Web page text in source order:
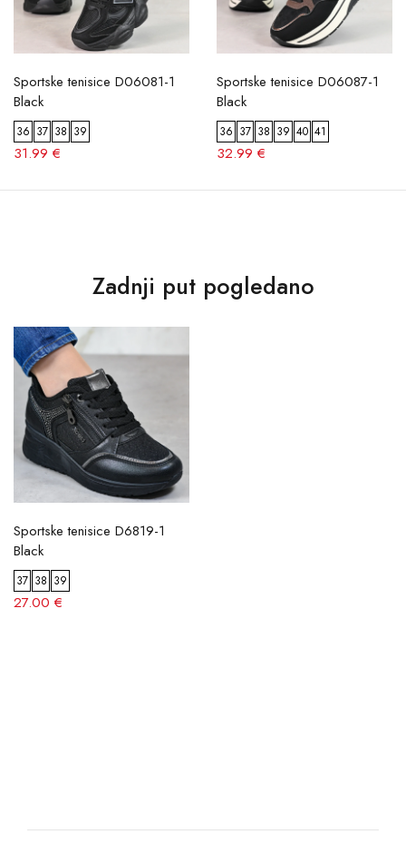
Sportske tenisice D06081-1
Black
36 37 38 39
31.99 €
Sportske tenisice D06087-1
Black
36 37 38 39 40 41
32.99 €
Zadnji put pogledano
Sportske tenisice D6819-1
Black
37 38 39
27.00 €